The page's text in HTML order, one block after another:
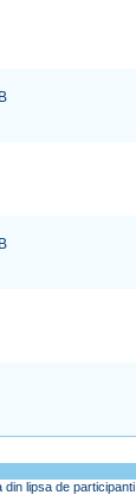
lipsa de participanti